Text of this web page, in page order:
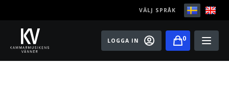
VÄLJ SPRÅK
Play
LOGGA IN 0